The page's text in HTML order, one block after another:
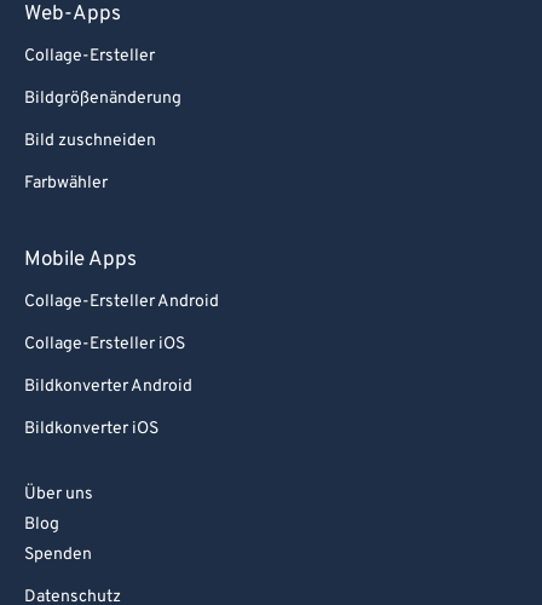
Web-Apps
Collage-Ersteller
Bildgrößenänderung
Bild zuschneiden
Farbwähler
Mobile Apps
Collage-Ersteller Android
Collage-Ersteller iOS
Bildkonverter Android
Bildkonverter iOS
Über uns
Blog
Spenden
Datenschutz